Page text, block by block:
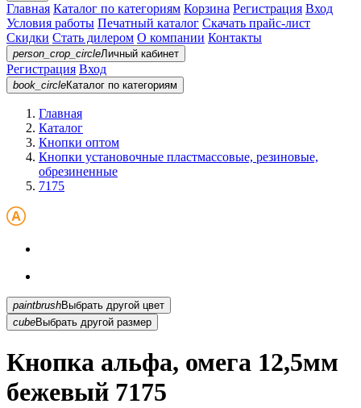
Главная Каталог по категориям Корзина Регистрация Вход
Условия работы Печатный каталог Скачать прайс-лист
Скидки Стать дилером О компании Контакты
person_crop_circleЛичный кабинет
Регистрация Вход
book_circleКаталог по категориям
Главная
Каталог
Кнопки оптом
Кнопки установочные пластмассовые, резиновые,
обрезиненные
7175
paintbrush
Выбрать другой цвет
cubeВыбрать другой размер
Кнопка альфа, омега 12,5мм
бежевый 7175